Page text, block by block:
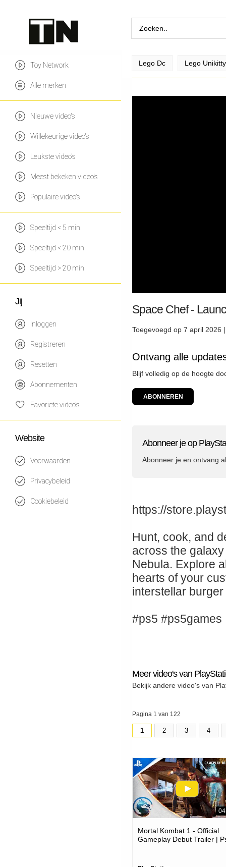
Toy Network
Alle merken
Nieuwe video's
Willekeurige video's
Leukste video's
Meest bekeken video's
Populaire video's
Speeltijd < 5 min.
Speeltijd < 20 min.
Speeltijd > 20 min.
Jij
Inloggen
Registreren
Resetten
Abonnementen
Favoriete video's
Website
Voorwaarden
Privacybeleid
Cookiebeleid
Lego Dc Lego Unikitty
Space Chef -
Toegevoegd op 7 april 2026
Ontvang alle
Blijf volledig op de hoogte
ABONNEREN
Abonneer je op
Abonneer je en ontvang
https://
Hunt, cook, and
across the
Nebula. Explore
hearts of your
interstellar
#ps5 #ps5games
Meer video's van
Bekijk andere video's van
Pagina 1 van 122
1 2 3 4
Mortal Kombat 1 - Official
Gameplay Debut Trailer |